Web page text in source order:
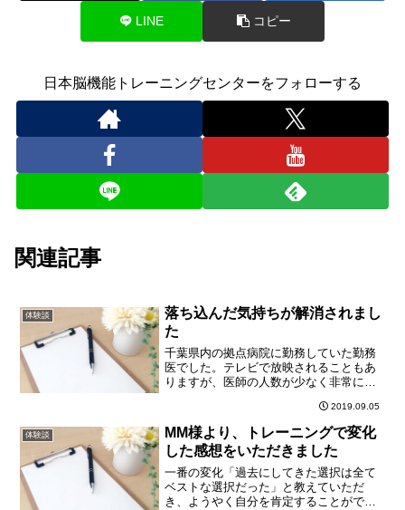
LINE コピー
日本脳機能トレーニングセンターをフォローする
関連記事
体験談
落ち込んだ気持ちが解消されまし
た
千葉県内の拠点病院に勤務していた勤務
医でした。テレビで放映されることもあ
りますが、医師の人数が少なく非常に苛
れないことが多く、実質的に48時間以上
の連続勤務をしているうちに毎日、3時間
寝られれば良い状態と...
2019.09.05
体験談
MM様より、トレーニングで変化
した感想をいただきました
一番の変化「過去にしてきた選択は全て
ベストな選択だった」と教えていただ
き、ようやく自分を肯定することができ